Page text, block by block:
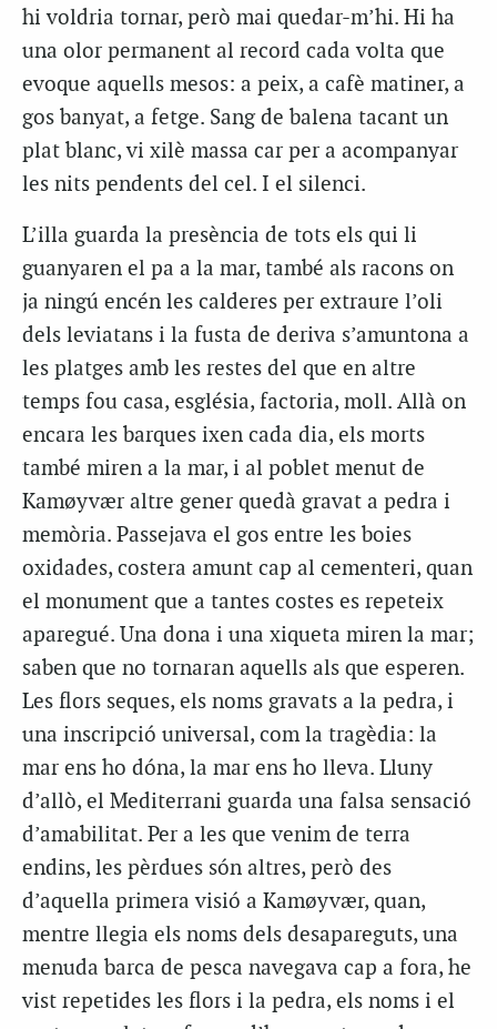
hi voldria tornar, però mai quedar-m’hi. Hi ha
una olor permanent al record cada volta que
evoque aquells mesos: a peix, a cafè matiner, a
gos banyat, a fetge. Sang de balena tacant un
plat blanc, vi xilè massa car per a acompanyar
les nits pendents del cel. I el silenci.
L’illa guarda la presència de tots els qui li
guanyaren el pa a la mar, també als racons on
ja ningú encén les calderes per extraure l’oli
dels leviatans i la fusta de deriva s’amuntona a
les platges amb les restes del que en altre
temps fou casa, església, factoria, moll. Allà on
encara les barques ixen cada dia, els morts
també miren a la mar, i al poblet menut de
Kamøyvær altre gener quedà gravat a pedra i
memòria. Passejava el gos entre les boies
oxidades, costera amunt cap al cementeri, quan
el monument que a tantes costes es repeteix
aparegué. Una dona i una xiqueta miren la mar;
saben que no tornaran aquells als que esperen.
Les flors seques, els noms gravats a la pedra, i
una inscripció universal, com la tragèdia: la
mar ens ho dóna, la mar ens ho lleva. Lluny
d’allò, el Mediterrani guarda una falsa sensació
d’amabilitat. Per a les que venim de terra
endins, les pèrdues són altres, però des
d’aquella primera visió a Kamøyvær, quan,
mentre llegia els noms dels desapareguts, una
menuda barca de pesca navegava cap a fora, he
vist repetides les flors i la pedra, els noms i el